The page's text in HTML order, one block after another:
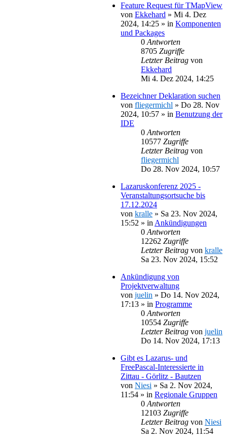
Feature Request für TMapView
von Ekkehard » Mi 4. Dez
2024, 14:25 » in Komponenten
und Packages
0 Antworten
8705 Zugriffe
Letzter Beitrag von
Ekkehard
Mi 4. Dez 2024, 14:25
Bezeichner Deklaration suchen
von fliegermichl » Do 28. Nov
2024, 10:57 » in Benutzung der
IDE
0 Antworten
10577 Zugriffe
Letzter Beitrag von
fliegermichl
Do 28. Nov 2024, 10:57
Lazaruskonferenz 2025 -
Veranstaltungsortsuche bis
17.12.2024
von kralle » Sa 23. Nov 2024,
15:52 » in Ankündigungen
0 Antworten
12262 Zugriffe
Letzter Beitrag von kralle
Sa 23. Nov 2024, 15:52
Ankündigung von
Projektverwaltung
von juelin » Do 14. Nov 2024,
17:13 » in Programme
0 Antworten
10554 Zugriffe
Letzter Beitrag von juelin
Do 14. Nov 2024, 17:13
Gibt es Lazarus- und
FreePascal-Interessierte in
Zittau - Görlitz - Bautzen
von Niesi » Sa 2. Nov 2024,
11:54 » in Regionale Gruppen
0 Antworten
12103 Zugriffe
Letzter Beitrag von Niesi
Sa 2. Nov 2024, 11:54